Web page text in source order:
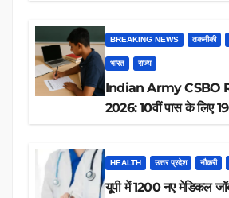
BREAKING NEWS तकनीकी
भारत राज्य
Indian Army CSBO
2026: 10वीं पास के लिए
HEALTH उत्तर प्रदेश नौकरी
यूपी में 1200 नए मेडिकल